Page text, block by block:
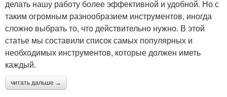
делать нашу работу более эффективной и удобной. Но с
таким огромным разнообразием инструментов, иногда
сложно выбрать то, что действительно нужно. В этой
статье мы составили список самых популярных и
необходимых инструментов, которые должен иметь
каждый.
читать дальше →